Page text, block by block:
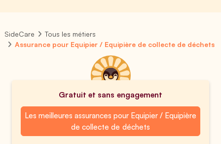
SideCare
Tous les métiers
Assurance pour Equipier / Equipière de collecte de déchets
Gratuit et sans engagement
Les meilleures assurances pour Equipier / Equipière
de collecte de déchets